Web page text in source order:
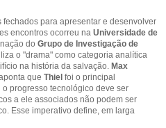
para apresentar e desenvolver
encontros ocorreu na Universidade de
do Grupo de Investigação de
o "drama" como categoria analítica
na história da salvação. Max
que Thiel foi o principal
progresso tecnológico deve ser
a ele associados não podem ser
Esse imperativo define, em larga